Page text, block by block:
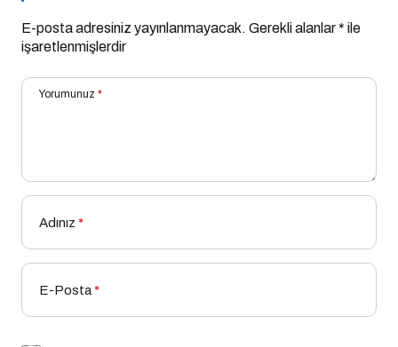
E-posta adresiniz yayınlanmayacak. Gerekli alanlar* ile
işaretlenmişlerdir
Yorumunuz *
Adınız *
E-Posta*